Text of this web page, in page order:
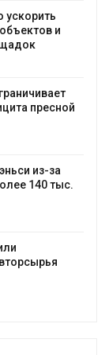
ускорить
и
пресной
из-за
140 тыс.